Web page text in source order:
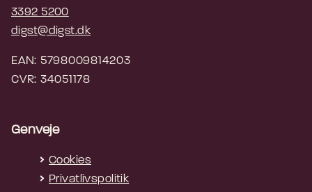
3392 5200
digst@digst.dk
EAN: 5798009814203
CVR: 34051178
Genveje
Cookies
Privatlivspolitik